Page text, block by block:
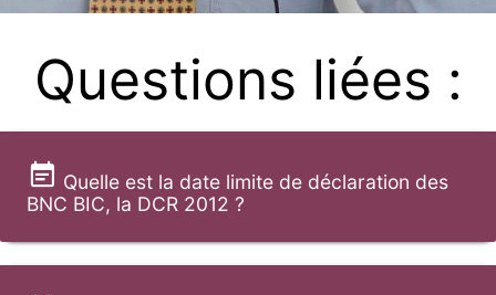
Questions liées :
Quelle est la date limite de déclaration des
BNC BIC, la DCR 2012 ?